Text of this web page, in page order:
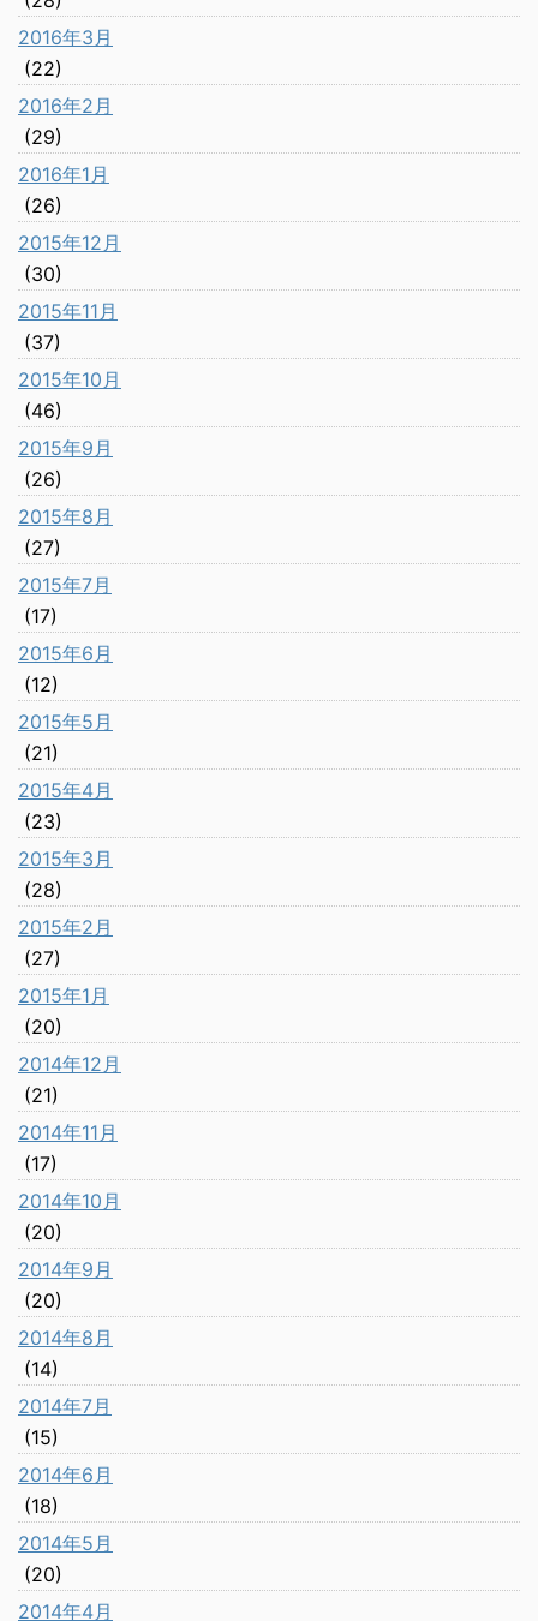
2016年3月
(22)
2016年2月
(29)
2016年1月
(26)
2015年12月
(30)
2015年11月
(37)
2015年10月
(46)
2015年9月
(26)
2015年8月
(27)
2015年7月
(17)
2015年6月
(12)
2015年5月
(21)
2015年4月
(23)
2015年3月
(28)
2015年2月
(27)
2015年1月
(20)
2014年12月
(21)
2014年11月
(17)
2014年10月
(20)
2014年9月
(20)
2014年8月
(14)
2014年7月
(15)
2014年6月
(18)
2014年5月
(20)
2014年4月